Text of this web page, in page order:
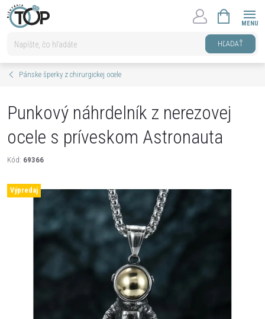
Prejsť
na
HĽADAŤ
KOŠÍK
Pánske šperky z chirurgickej ocele
Punkový náhrdelník z nerezovej
ocele s príveskom Astronauta
Kód: 69366
Výpredaj